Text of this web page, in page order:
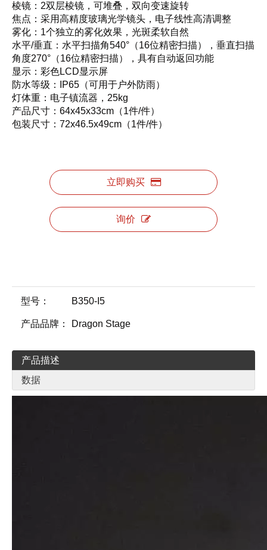
棱镜：2双层棱镜，可堆叠，双向变速旋转
焦点：采用高精度玻璃光学镜头，电子线性高清调整
雾化：1个独立的雾化效果，光斑柔软自然
水平/垂直：水平扫描角540°（16位精密扫描），垂直扫描
角度270°（16位精密扫描），具有自动返回功能
显示：彩色LCD显示屏
防水等级：IP65（可用于户外防雨）
灯体重：电子镇流器，25kg
产品尺寸：64x45x33cm（1件/件）
包装尺寸：72x46.5x49cm（1件/件）
立即购买
询价
型号： B350-I5
产品品牌： Dragon Stage
产品描述
数据